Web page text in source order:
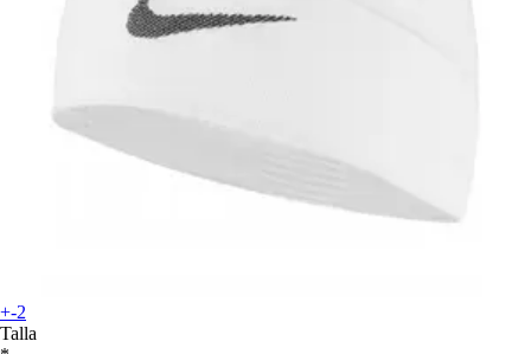
+-2
Talla